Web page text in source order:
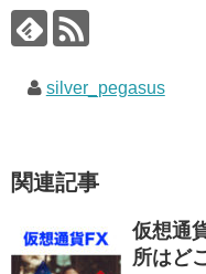
silver_pegasus
関連記事
仮想通
所はど